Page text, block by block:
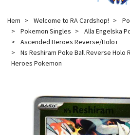
Hem Welcome to RA Cardshop!
Pokemon Singles
Alla Engelska
Ascended Heroes Reverse/Holo+
Ns Reshiram Poke Ball Reverse Holo
Heroes Pokemon